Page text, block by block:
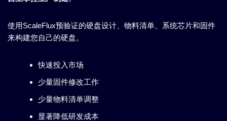
使用ScaleFlux预验证的硬盘设计、物料清单、系统芯片和固件
来构建您自己的硬盘。
快速投入市场
少量固件修改工作
少量物料清单调整
显著降低研发成本